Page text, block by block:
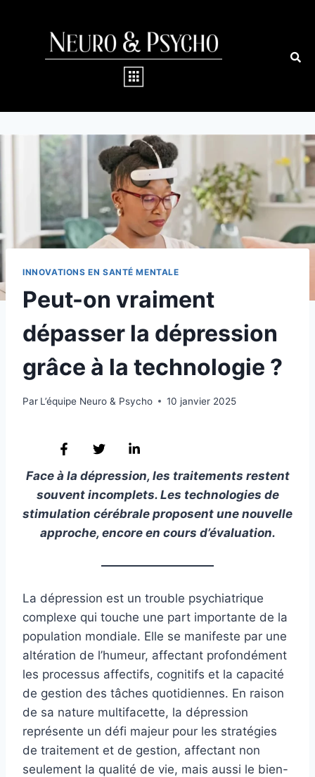
INNOVATIONS EN SANTÉ MENTALE
Peut-on vraiment
dépasser la dépression
grâce à la technologie ?
Par L’équipe Neuro & Psycho 10 janvier 2025
Face à la dépression, les traitements restent
souvent incomplets. Les technologies de
stimulation cérébrale proposent une nouvelle
approche, encore en cours d’évaluation.
La dépression est un trouble psychiatrique
complexe qui touche une part importante de la
population mondiale. Elle se manifeste par une
altération de l’humeur, affectant profondément
les processus affectifs, cognitifs et la capacité
de gestion des tâches quotidiennes. En raison
de sa nature multifacette, la dépression
représente un défi majeur pour les stratégies
de traitement et de gestion, affectant non
seulement la qualité de vie, mais aussi le bien-